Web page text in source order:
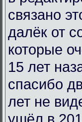
связано
далёк от
которые
15 лет
спасибо
лет не
ушёл в